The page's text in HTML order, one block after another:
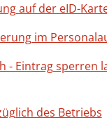
auf der eID-
im
- Eintrag sperren
des Betriebs